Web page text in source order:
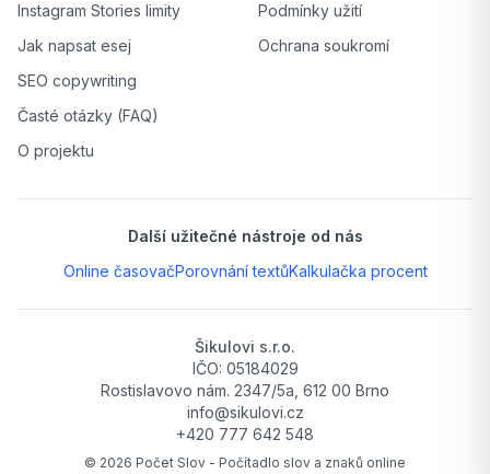
Instagram Stories limity
Jak napsat esej
SEO copywriting
Časté otázky (FAQ)
O projektu
Podmínky užití
Ochrana soukromí
Další užitečné nástroje od nás
Online časovačPorovnání textůKalkulačka procent
Šikulovi s.r.o.
IČO: 05184029
Rostislavovo nám. 2347/5a, 612 00 Brno
info@sikulovi.cz
+420 777 642 548
© 2026 Počet Slov - Počítadlo slov a znaků online